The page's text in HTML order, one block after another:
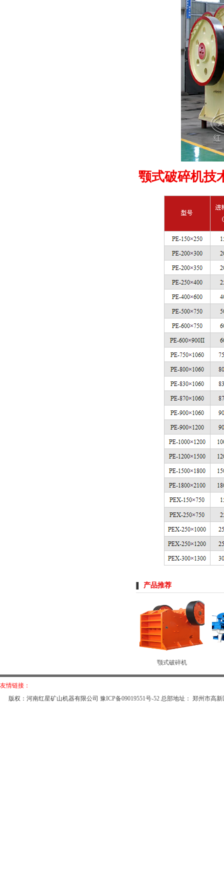
颚式破碎机技
产品推荐
颚式破碎机
友情链接：
版权：河南红星矿山机器有限公司豫ICP备09019551号-52 总部地址： 郑州市高